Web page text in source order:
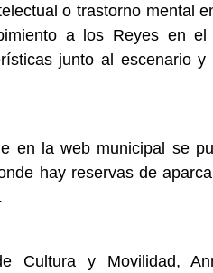
o trastorno mental
a los Reyes en
junto al escenario
en la web municipal se
hay reservas de
Cultura y Movilidad,